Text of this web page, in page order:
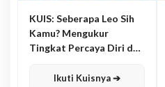
KUIS: Seberapa Leo Sih
Kamu? Mengukur
Tingkat Percaya Diri dan
Ikuti Kuisnya ➔